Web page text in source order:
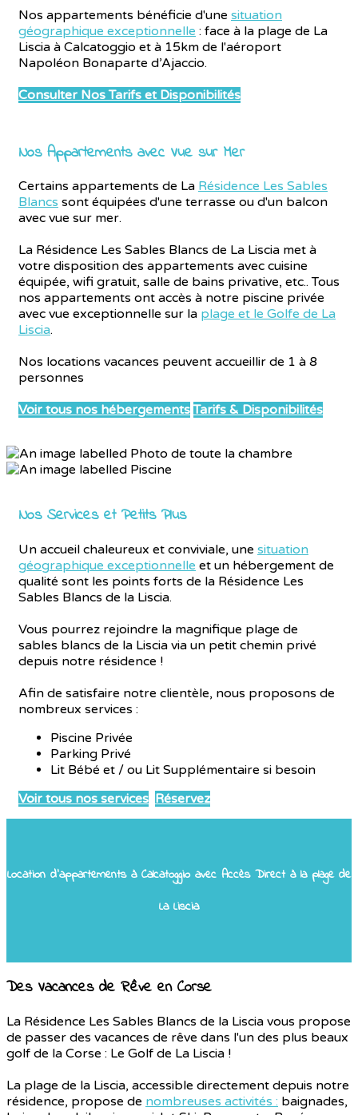
Nos appartements bénéficie d'une situation
géographique exceptionnelle : face à la plage de La
Liscia à Calcatoggio et à 15km de l'aéroport
Napoléon Bonaparte d’Ajaccio.
Consulter Nos Tarifs et Disponibilités
Nos Appartements avec Vue sur Mer
Certains appartements de La Résidence Les Sables
Blancs sont équipées d'une terrasse ou d'un balcon
avec vue sur mer.
La Résidence Les Sables Blancs de La Liscia met à
votre disposition des appartements avec cuisine
équipée, wifi gratuit, salle de bains privative, etc.. Tous
nos appartements ont accès à notre piscine privée
avec vue exceptionnelle sur la plage et le Golfe de La
Liscia.
Nos locations vacances peuvent accueillir de 1 à 8
personnes
Voir tous nos hébergements Tarifs & Disponibilités
Nos Services et Petits Plus
Un accueil chaleureux et conviviale, une situation
géographique exceptionnelle et un hébergement de
qualité sont les points forts de la Résidence Les
Sables Blancs de la Liscia.
Vous pourrez rejoindre la magnifique plage de
sables blancs de la Liscia via un petit chemin privé
depuis notre résidence !
Afin de satisfaire notre clientèle, nous proposons de
nombreux services :
Piscine Privée
Parking Privé
Lit Bébé et / ou Lit Supplémentaire si besoin
Voir tous nos services Réservez
Location d'appartements à Calcatoggio avec Accès Direct à la plage de
La Liscia
Des Vacances de Rêve en Corse
La Résidence Les Sables Blancs de la Liscia vous propose
de passer des vacances de rêve dans l'un des plus beaux
golf de la Corse : Le Golf de La Liscia !
La plage de la Liscia, accessible directement depuis notre
résidence, propose de nombreuses activités : baignades,